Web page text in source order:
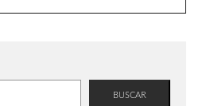
BUSCAR